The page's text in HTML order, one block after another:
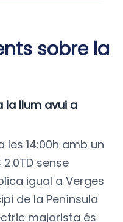
sobre la
la llum avui a
14:00h amb un
sense
igual a Verges
de la Península
majorista és